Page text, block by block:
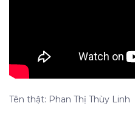
Tên thật: Phan Thị Thùy Linh